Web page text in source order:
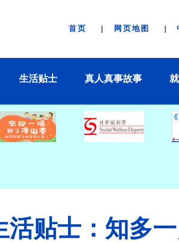
首页 网页地图
生活贴士 真人真事故事
活贴士：知多